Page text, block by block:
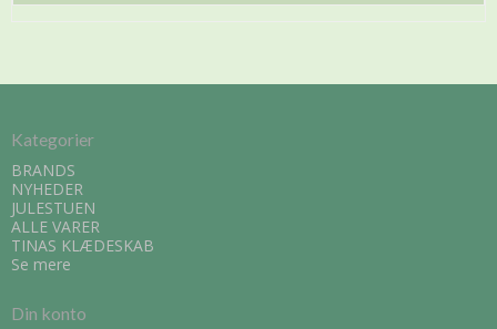
Kategorier
BRANDS
NYHEDER
JULESTUEN
ALLE VARER
TINAS KLÆDESKAB
Se mere
Din konto